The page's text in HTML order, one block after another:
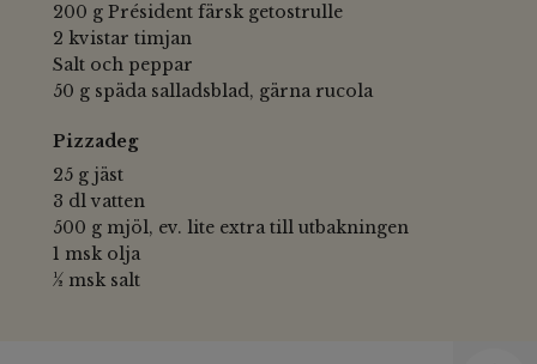
200 g Président färsk getostrulle
2 kvistar timjan
Salt och peppar
50 g späda salladsblad, gärna rucola
Pizzadeg
25 g jäst
3 dl vatten
500 g mjöl, ev. lite extra till utbakningen
1 msk olja
½ msk salt